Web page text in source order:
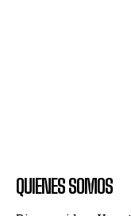
QUIENES SOMOS